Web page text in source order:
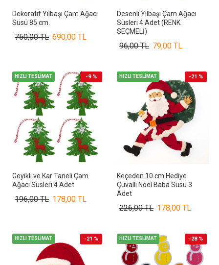
Dekoratif Yılbaşı Çam Ağacı
Süsü 85 cm.
690,00 TL
750,00 TL
Desenli Yılbaşı Çam Ağacı
Süsleri 4 Adet (RENK
SEÇMELİ)
79,00 TL
96,00 TL
HIZLI TESLİMAT -9 %
Geyikli ve Kar Taneli Çam
Ağacı Süsleri 4 Adet
178,00 TL
196,00 TL
HIZLI TESLİMAT -21 %
Keçeden 10 cm Hediye
Çuvallı Noel Baba Süsü 3
Adet
178,00 TL
226,00 TL
HIZLI TESLİMAT -21 % HIZLI TESLİMAT -28 %